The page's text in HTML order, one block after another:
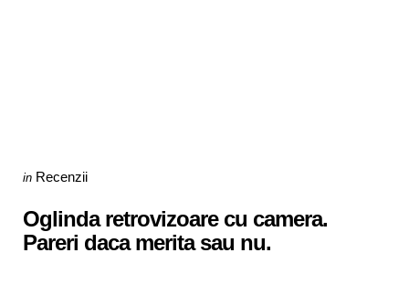
Categories
Posted
in Recenzii
Oglinda retrovizoare cu camera.
Pareri daca merita sau nu.